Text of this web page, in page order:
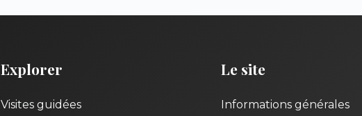
Explorer
Visites guidées
Le site
Informations générales